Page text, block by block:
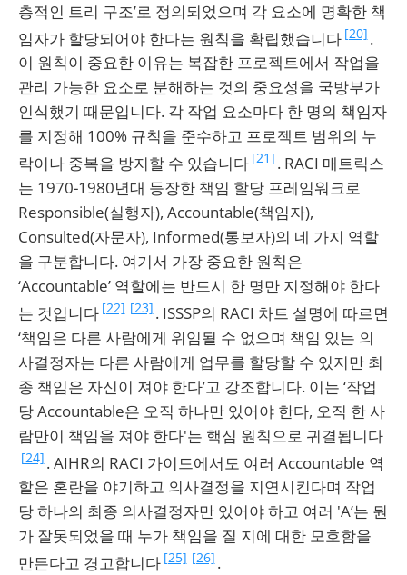
층적인 트리 구조’로 정의되었으며 각 요소에 명확한 책
임자가 할당되어야 한다는 원칙을 확립했습니다 [20] .
이 원칙이 중요한 이유는 복잡한 프로젝트에서 작업을
관리 가능한 요소로 분해하는 것의 중요성을 국방부가
인식했기 때문입니다. 각 작업 요소마다 한 명의 책임자
를 지정해 100% 규칙을 준수하고 프로젝트 범위의 누
락이나 중복을 방지할 수 있습니다 [21] . RACI 매트릭스
는 1970-1980년대 등장한 책임 할당 프레임워크로
Responsible(실행자), Accountable(책임자),
Consulted(자문자), Informed(통보자)의 네 가지 역할
을 구분합니다. 여기서 가장 중요한 원칙은
‘Accountable’ 역할에는 반드시 한 명만 지정해야 한다
는 것입니다 [22] [23] . ISSSP의 RACI 차트 설명에 따르면
‘책임은 다른 사람에게 위임될 수 없으며 책임 있는 의
사결정자는 다른 사람에게 업무를 할당할 수 있지만 최
종 책임은 자신이 져야 한다’고 강조합니다. 이는 ‘작업
당 Accountable은 오직 하나만 있어야 한다, 오직 한 사
람만이 책임을 져야 한다'는 핵심 원칙으로 귀결됩니다
[24] . AIHR의 RACI 가이드에서도 여러 Accountable 역
할은 혼란을 야기하고 의사결정을 지연시킨다며 작업
당 하나의 최종 의사결정자만 있어야 하고 여러 'A’는 뭔
가 잘못되었을 때 누가 책임을 질 지에 대한 모호함을
만든다고 경고합니다 [25] [26] .